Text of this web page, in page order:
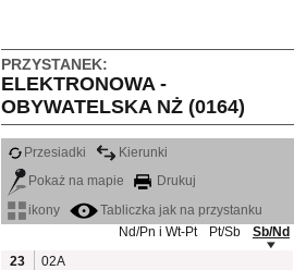
PRZYSTANEK:
ELEKTRONOWA -
OBYWATELSKA NŻ (0164)
Przesiadki
Kierunki
Pokaż na mapie
Drukuj
ikony
Tabliczka jak na przystanku
Nd/Pn i Wt-Pt
Pt/Sb
Sb/Nd
23
02A